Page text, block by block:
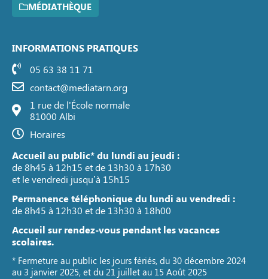
MÉDIATHÈQUE
INFORMATIONS PRATIQUES
05 63 38 11 71
contact@mediatarn.org
1 rue de l'École normale
81000 Albi
Horaires
Accueil au public* du lundi au jeudi :
de 8h45 à 12h15 et de 13h30 à 17h30
et le vendredi jusqu’à 15h15
Permanence téléphonique du lundi au vendredi :
de 8h45 à 12h30 et de 13h30 à 18h00
Accueil sur rendez-vous pendant les vacances
scolaires.
* Fermeture au public les jours fériés, du 30 décembre 2024
au 3 janvier 2025, et du 21 juillet au 15 Août 2025